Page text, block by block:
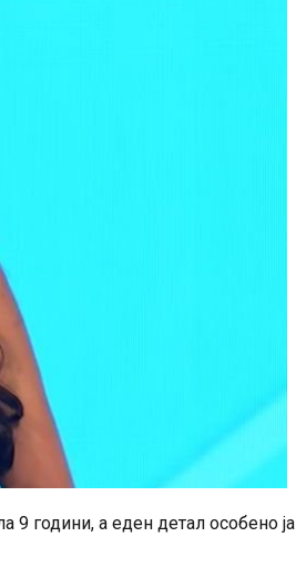
9 години, а еден детал особено ја